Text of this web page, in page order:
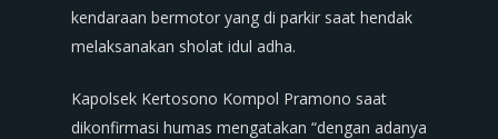
kendaraan bermotor yang di parkir saat hendak
melaksanakan sholat idul adha.
Kapolsek Kertosono Kompol Pramono saat
dikonfirmasi humas mengatakan “dengan adanya